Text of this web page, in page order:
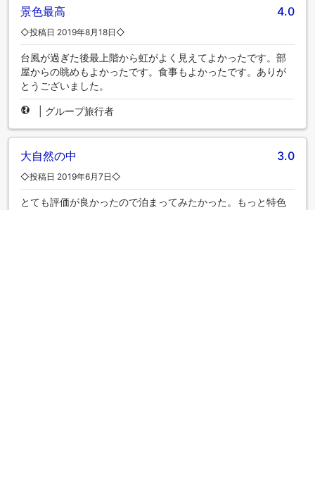
景色最高 4.0
◇投稿日 2019年8月18日◇
台風が過ぎた後最上階から虹がよく見えてよかったです。部
屋からの眺めもよかったです。食事もよかったです。ありが
とうございました。
グループ旅行者
大自然の中 3.0
◇投稿日 2019年6月7日◇
とても評価が良かったので泊まってみたかった。もっと特色